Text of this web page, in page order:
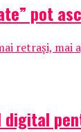
pot
retrași, mai